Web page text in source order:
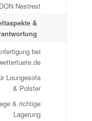
Nestrest
&
bei
Loungesofa
& Polster
& richtige
Lagerung